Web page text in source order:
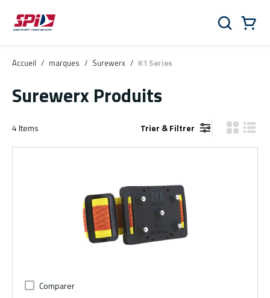
Aller au contenu principal
Skip to menu
Skip to footer
Rechercher
Accueil / marques / Surewerx / K1 Series
Surewerx Produits
4Items Trier & Filtrer Vue grille
Vue
Comparer